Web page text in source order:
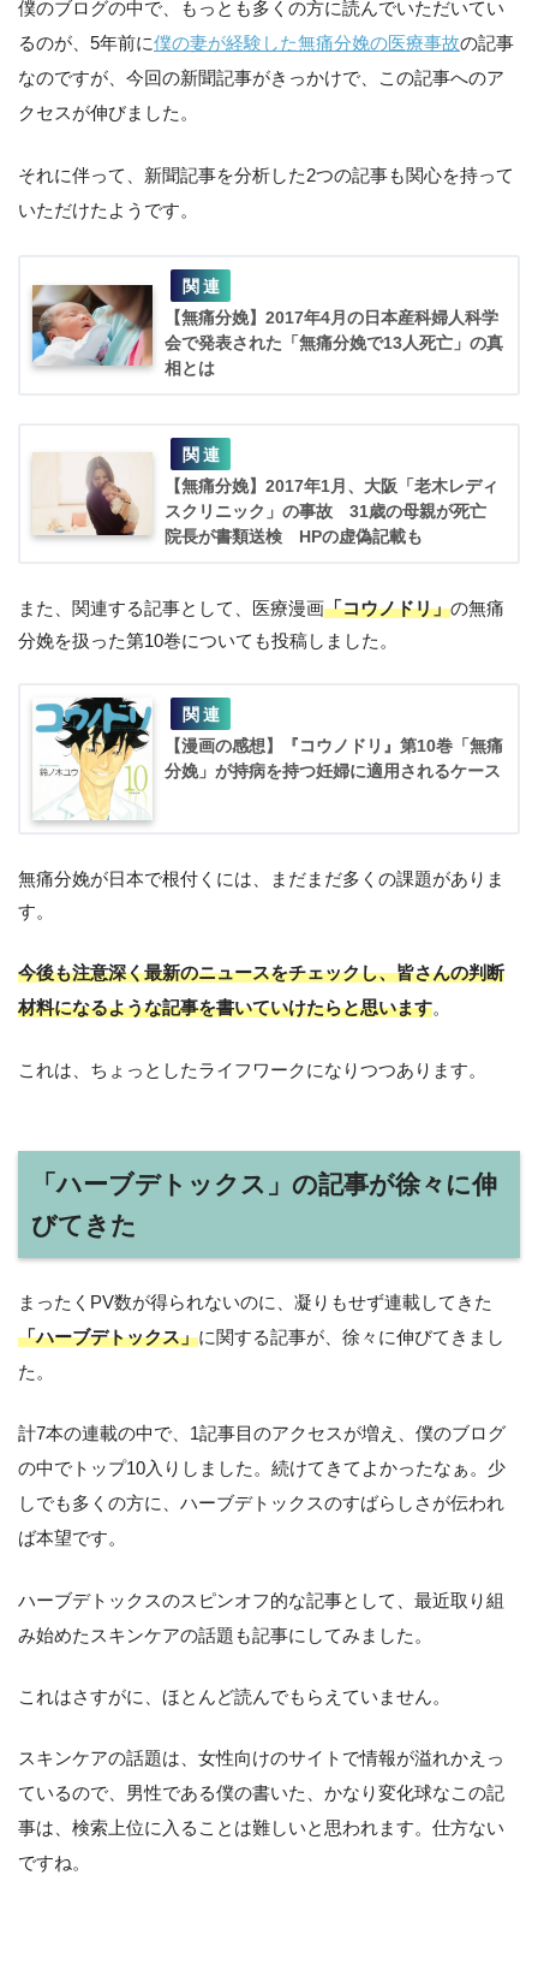
僕のブログの中で、もっとも多くの方に読んでいただいてい
るのが、5年前に僕の妻が経験した無痛分娩の医療事故の記事
なのですが、今回の新聞記事がきっかけで、この記事へのア
クセスが伸びました。
それに伴って、新聞記事を分析した2つの記事も関心を持って
いただけたようです。
【無痛分娩】2017年4月の日本産科婦人科学
会で発表された「無痛分娩で13人死亡」の真
相とは
【無痛分娩】2017年1月、大阪「老木レディ
スクリニック」の事故 31歳の母親が死亡
院長が書類送検 HPの虚偽記載も
また、関連する記事として、医療漫画「コウノドリ」の無痛
分娩を扱った第10巻についても投稿しました。
【漫画の感想】『コウノドリ』第10巻「無痛
分娩」が持病を持つ妊婦に適用されるケース
無痛分娩が日本で根付くには、まだまだ多くの課題がありま
す。
今後も注意深く最新のニュースをチェックし、皆さんの判断
材料になるような記事を書いていけたらと思います。
これは、ちょっとしたライフワークになりつつあります。
「ハーブデトックス」の記事が徐々に伸
びてきた
まったくPV数が得られないのに、凝りもせず連載してきた
「ハーブデトックス」に関する記事が、徐々に伸びてきまし
た。
計7本の連載の中で、1記事目のアクセスが増え、僕のブログ
の中でトップ10入りしました。続けてきてよかったなぁ。少
しでも多くの方に、ハーブデトックスのすばらしさが伝われ
ば本望です。
ハーブデトックスのスピンオフ的な記事として、最近取り組
み始めたスキンケアの話題も記事にしてみました。
これはさすがに、ほとんど読んでもらえていません。
スキンケアの話題は、女性向けのサイトで情報が溢れかえっ
ているので、男性である僕の書いた、かなり変化球なこの記
事は、検索上位に入ることは難しいと思われます。仕方ない
ですね。